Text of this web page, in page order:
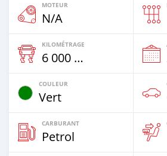
MOTEUR
N/A
KILOMÉTRAGE
6 000 Km
COULEUR
Vert
CARBURANT
Petrol